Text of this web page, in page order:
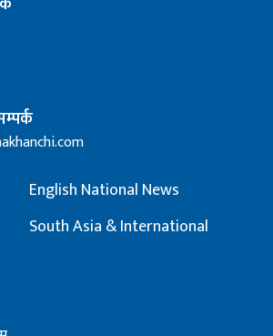
English National News
South Asia & International